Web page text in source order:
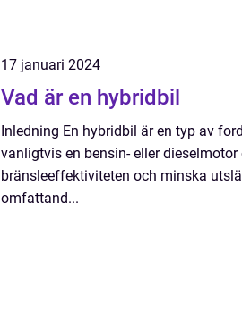
17 januari 2024
Vad är en hybridbil
Inledning En hybridbil är en typ av
vanligtvis en bensin- eller
bränsleeffektiviteten och minska
omfattand...